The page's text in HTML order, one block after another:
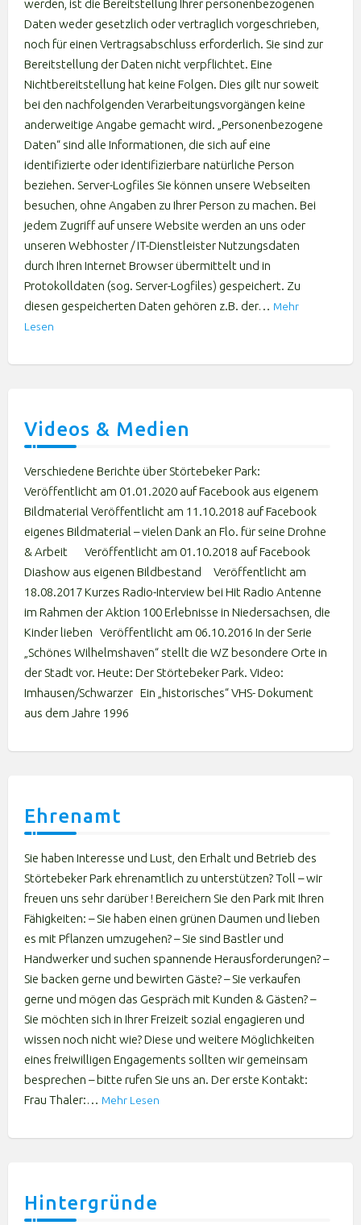
werden, ist die Bereitstellung Ihrer personenbezogenen
Daten weder gesetzlich oder vertraglich vorgeschrieben,
noch für einen Vertragsabschluss erforderlich. Sie sind zur
Bereitstellung der Daten nicht verpflichtet. Eine
Nichtbereitstellung hat keine Folgen. Dies gilt nur soweit
bei den nachfolgenden Verarbeitungsvorgängen keine
anderweitige Angabe gemacht wird. „Personenbezogene
Daten“ sind alle Informationen, die sich auf eine
identifizierte oder identifizierbare natürliche Person
beziehen. Server-Logfiles Sie können unsere Webseiten
besuchen, ohne Angaben zu Ihrer Person zu machen. Bei
jedem Zugriff auf unsere Website werden an uns oder
unseren Webhoster / IT-Dienstleister Nutzungsdaten
durch Ihren Internet Browser übermittelt und in
Protokolldaten (sog. Server-Logfiles) gespeichert. Zu
diesen gespeicherten Daten gehören z.B. der… Mehr
Lesen
Videos & Medien
Verschiedene Berichte über Störtebeker Park:
Veröffentlicht am 01.01.2020 auf Facebook aus eigenem
Bildmaterial Veröffentlicht am 11.10.2018 auf Facebook
eigenes Bildmaterial – vielen Dank an Flo. für seine Drohne
& Arbeit Veröffentlicht am 01.10.2018 auf Facebook
Diashow aus eigenen Bildbestand Veröffentlicht am
18.08.2017 Kurzes Radio-Interview bei Hit Radio Antenne
im Rahmen der Aktion 100 Erlebnisse in Niedersachsen, die
Kinder lieben Veröffentlicht am 06.10.2016 In der Serie
„Schönes Wilhelmshaven“ stellt die WZ besondere Orte in
der Stadt vor. Heute: Der Störtebeker Park. Video:
Imhausen/Schwarzer Ein „historisches“ VHS- Dokument
aus dem Jahre 1996
Ehrenamt
Sie haben Interesse und Lust, den Erhalt und Betrieb des
Störtebeker Park ehrenamtlich zu unterstützen? Toll – wir
freuen uns sehr darüber ! Bereichern Sie den Park mit Ihren
Fähigkeiten: – Sie haben einen grünen Daumen und lieben
es mit Pflanzen umzugehen? – Sie sind Bastler und
Handwerker und suchen spannende Herausforderungen? –
Sie backen gerne und bewirten Gäste? – Sie verkaufen
gerne und mögen das Gespräch mit Kunden & Gästen? –
Sie möchten sich in Ihrer Freizeit sozial engagieren und
wissen noch nicht wie? Diese und weitere Möglichkeiten
eines freiwilligen Engagements sollten wir gemeinsam
besprechen – bitte rufen Sie uns an. Der erste Kontakt:
Frau Thaler:… Mehr Lesen
Hintergründe